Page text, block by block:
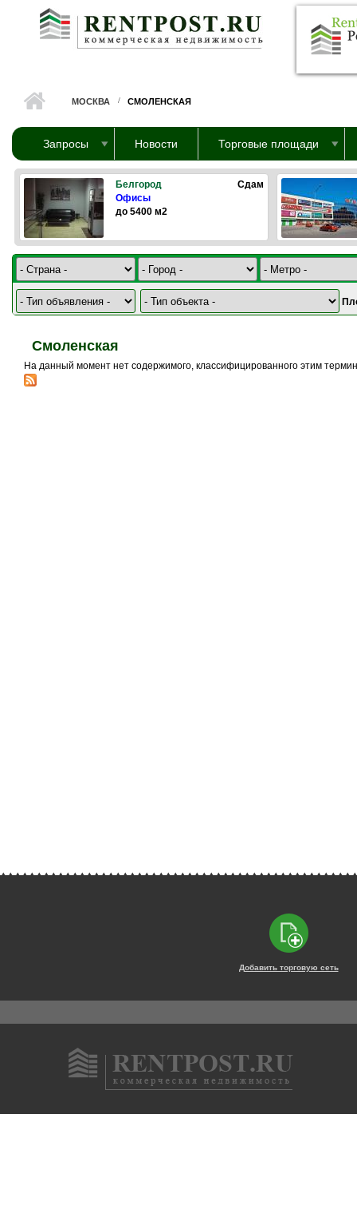
Перейти к основному содержанию
МОСКВА СМОЛЕНСКАЯ
Запросы Новости Торговые площади
Белгород
Сдам
Офисы
до 5400 м2
Смоленская
На данный момент нет содержимого, классифицированного этим
Добавить торговую сеть